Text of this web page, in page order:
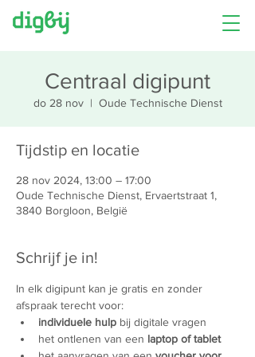
Centraal digipunt
do 28 nov
  |
Oude Technische Dienst
Tijdstip en locatie
28 nov 2024, 13:00 – 17:00
Oude Technische Dienst, Ervaertstraat 1,
3840 Borgloon, België
Schrijf je in!
In elk digipunt kan je gratis en zonder
afspraak terecht voor:
individuele hulp bij digitale vragen
het ontlenen van een laptop of tablet